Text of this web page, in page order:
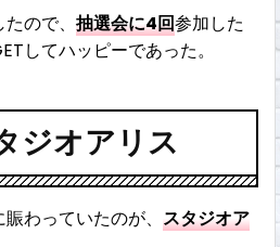
たので、抽選会に4回参加した
してハッピーであった。
ジオアリス
わっていたのが、スタジオア